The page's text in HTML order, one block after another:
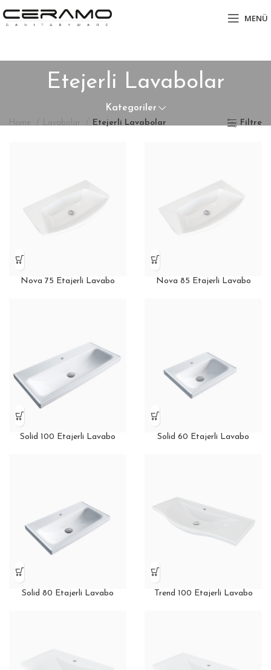
MENÜ
Etejerli Lavabolar
Kategoriler
Home Lavabolar Etejerli Lavabolar Filtre
Nova 75 Etajerli Lavabo Nova 85 Etajerli Lavabo
Solid 100 Etajerli Lavabo Solid 60 Etajerli Lavabo
Solid 80 Etajerli Lavabo Trend 100 Etajerli Lavabo